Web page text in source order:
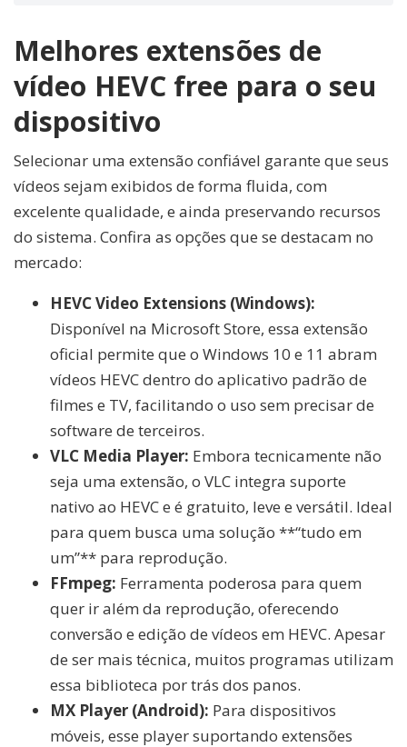
Melhores extensões de
vídeo HEVC free para o seu
dispositivo
Selecionar uma extensão confiável garante que seus
vídeos sejam exibidos de forma fluida, com
excelente qualidade, e ainda preservando recursos
do sistema. Confira as opções que se destacam no
mercado:
HEVC Video Extensions (Windows):
Disponível na Microsoft Store, essa extensão
oficial permite que o Windows 10 e 11 abram
vídeos HEVC dentro do aplicativo padrão de
filmes e TV, facilitando o uso sem precisar de
software de terceiros.
VLC Media Player: Embora tecnicamente não
seja uma extensão, o VLC integra suporte
nativo ao HEVC e é gratuito, leve e versátil. Ideal
para quem busca uma solução **“tudo em
um”** para reprodução.
FFmpeg: Ferramenta poderosa para quem
quer ir além da reprodução, oferecendo
conversão e edição de vídeos em HEVC. Apesar
de ser mais técnica, muitos programas utilizam
essa biblioteca por trás dos panos.
MX Player (Android): Para dispositivos
móveis, esse player suportando extensões